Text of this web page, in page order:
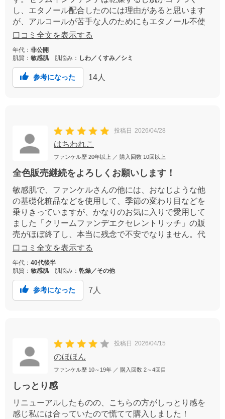
し、エタノール配合したのには理由があると思います
が、アルコールが苦手な人のためにもエタノール不使
用のエクセレントリッチも残していただきたいです。
口コミ全文を表示する
年代： 非公開
肌質： 敏感肌 肌悩み： しわ／くすみ／シミ
参考になった 14 人
投稿日 2026/04/28
はちわれこ
ファンケル歴 20年以上 ／ 購入回数 10回以上
全色販売継続をよろしくお願いします！
敏感肌で、ファンケルさんの他には、おなじような他
の基礎化粧品などを使用して、季節の変わり目などを
乗りきっていますが、かなりのお気に入りで愛用して
ました「クリームファンデエクセレントリッチ」の販
売がほぼ終了し、本当に残念で不安でなりません。代
わりも試しましたが、これほどしっくりくる物はあり
す！
口コミ全文を表示する
年代： 40代後半
肌質： 敏感肌 肌悩み： 乾燥／その他
参考になった 7 人
投稿日 2026/04/15
のほほん
ファンケル歴 10～19年 ／ 購入回数 2～4回目
しっとり感
リニューアルしたものの、こちらの方がしっとり感を
感じ私には合っていたので慌てて購入しました！